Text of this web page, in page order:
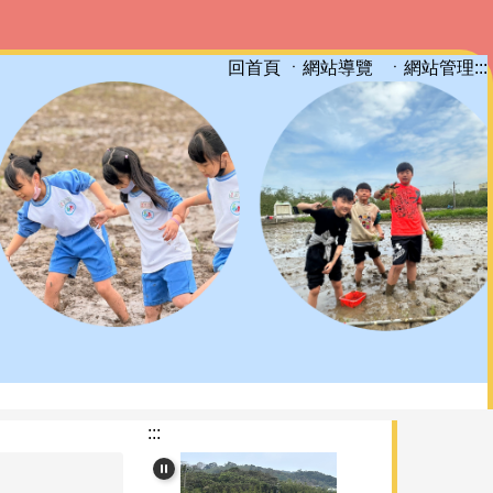
:::
回首頁
ㆍ網站導覽 ㆍ網站管理
:::